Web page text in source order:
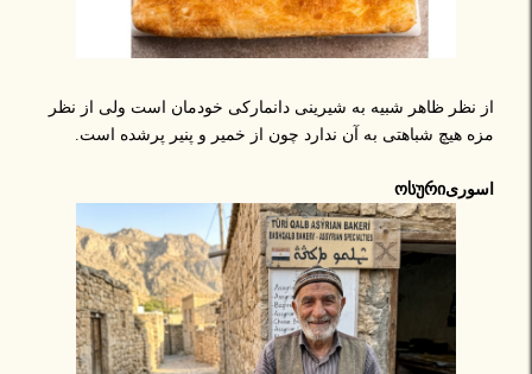
از نظر ظاهر شبیه به شیرینی دانمارکی خودمان است ولی از نظر
مزه هیچ شباهتی به آن ندارد چون از خمیر و پنیر پرشده است.
اسوریოსური